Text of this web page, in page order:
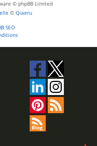
© phpBB Limited
© Qiaeru
SEO